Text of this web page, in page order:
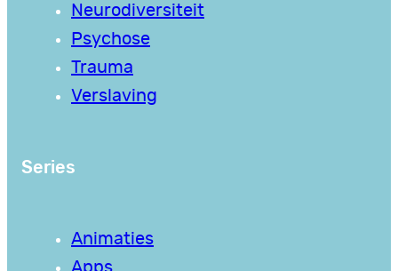
Neurodiversiteit
Psychose
Trauma
Verslaving
Series
Animaties
Apps